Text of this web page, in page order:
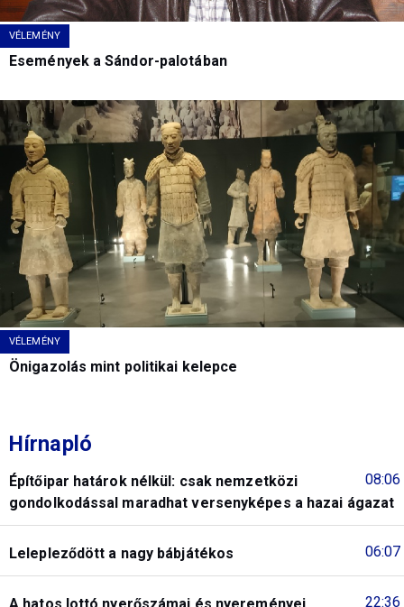
VÉLEMÉNY
Események a Sándor-palotában
VÉLEMÉNY
Önigazolás mint politikai kelepce
Hírnapló
08:06
Építőipar határok nélkül: csak nemzetközi
gondolkodással maradhat versenyképes a hazai ágazat
06:07
Lelepleződött a nagy bábjátékos
22:36